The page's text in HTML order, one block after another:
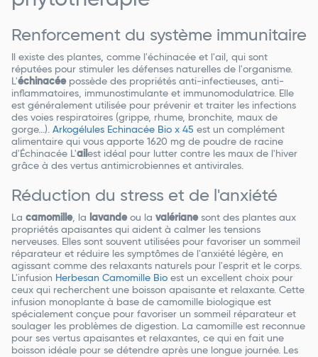
Renforcement du système immunitaire
Il existe des plantes, comme l'échinacée et l'ail, qui sont
réputées pour stimuler les défenses naturelles de l'organisme.
L'échinacée possède des propriétés anti-infectieuses, anti-
inflammatoires, immunostimulante et immunomodulatrice. Elle
est généralement utilisée pour prévenir et traiter les infections
des voies respiratoires (grippe, rhume, bronchite, maux de
gorge...). Arkogélules Echinacée Bio x 45 est un complément
alimentaire qui vous apporte 1620 mg de poudre de racine
d'Échinacée L'ail est idéal pour lutter contre les maux de l'hiver
grâce à des vertus antimicrobiennes et antivirales.
Réduction du stress et de l'anxiété
La camomille, la lavandeou la valérianesont des plantes aux
propriétés apaisantes qui aident à calmer les tensions
nerveuses. Elles sont souvent utilisées pour favoriser un sommeil
réparateur et réduire les symptômes de l'anxiété légère, en
agissant comme des relaxants naturels pour l'esprit et le corps.
L'infusion Herbesan Camomille Bio est un excellent choix pour
ceux qui recherchent une boisson apaisante et relaxante. Cette
infusion monoplante à base de camomille biologique est
spécialement conçue pour favoriser un sommeil réparateur et
soulager les problèmes de digestion. La camomille est reconnue
pour ses vertus apaisantes et relaxantes, ce qui en fait une
boisson idéale pour se détendre après une longue journée. Les